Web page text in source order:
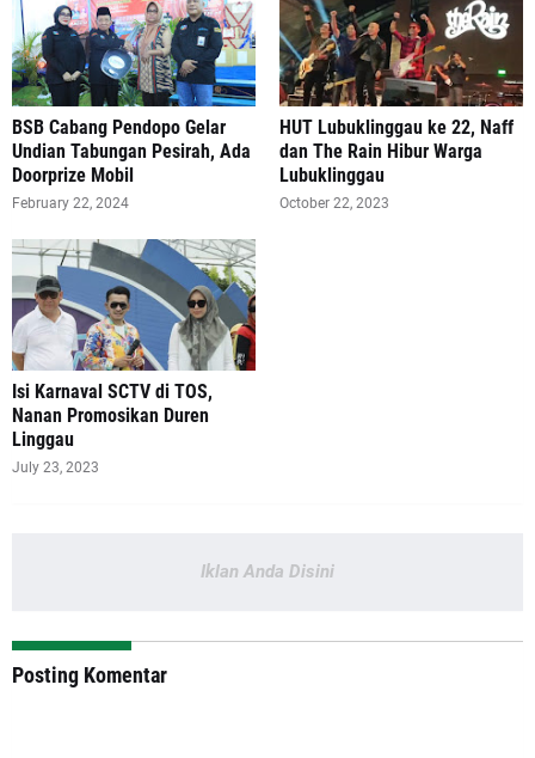
BSB Cabang Pendopo Gelar
Undian Tabungan Pesirah, Ada
Doorprize Mobil
February 22, 2024
HUT Lubuklinggau ke 22, Naff
dan The Rain Hibur Warga
Lubuklinggau
October 22, 2023
Isi Karnaval SCTV di TOS,
Nanan Promosikan Duren
Linggau
July 23, 2023
Iklan Anda Disini
Posting Komentar